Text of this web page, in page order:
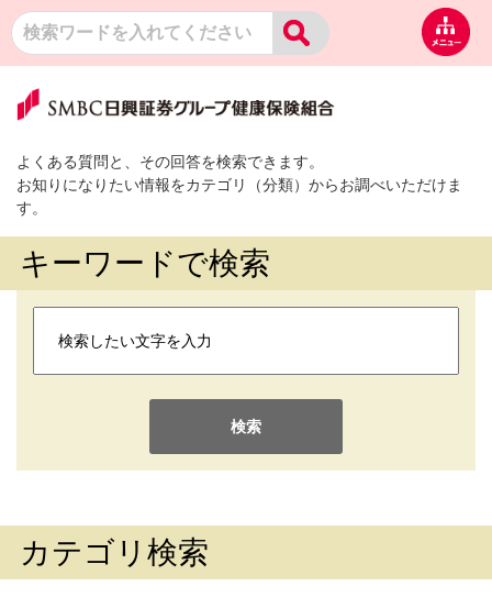
よくある質問と、その回答を検索できます。
お知りになりたい情報をカテゴリ（分類）からお調べいただけま
す。
キーワードで検索
検索
カテゴリ検索